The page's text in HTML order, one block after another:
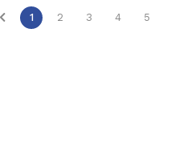
1 2 3 4 5